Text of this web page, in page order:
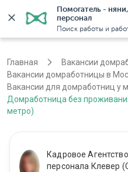
Помогатель -
персонал
Поиск работы и
Главная
Вакансии
Вакансии домработницы в
Вакансии для домработниц у
Домработница без
метро)
Кадровое
персонала Клевер